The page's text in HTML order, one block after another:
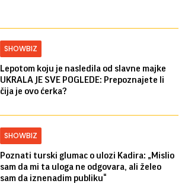
SHOWBIZ
Lepotom koju je nasledila od slavne majke
UKRALA JE SVE POGLEDE: Prepoznajete li
čija je ovo ćerka?
SHOWBIZ
Poznati turski glumac o ulozi Kadira: „Mislio
sam da mi ta uloga ne odgovara, ali želeo
sam da iznenadim publiku“